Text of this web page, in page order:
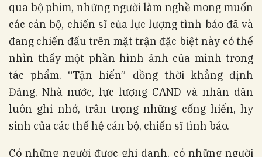
qua bộ phim, những người làm nghề mong muốn
các cán bộ, chiến sĩ của lực lượng tình báo đã và
đang chiến đấu trên mặt trận đặc biệt này có thể
nhìn thấy một phần hình ảnh của mình trong
tác phẩm. “Tận hiến” đồng thời khẳng định
Đảng, Nhà nước, lực lượng CAND và nhân dân
luôn ghi nhớ, trân trọng những cống hiến, hy
sinh của các thế hệ cán bộ, chiến sĩ tình báo.
Có những người được ghi danh, có những người